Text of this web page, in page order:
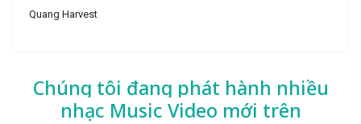
Quang Harvest
Chúng tôi đang phát hành nhiều
nhạc Music Video mới trên